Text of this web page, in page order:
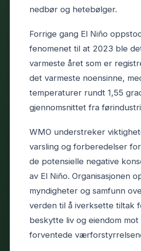
nedbør og hetebølger.
Forrige gang El Niño
fenomenet til at 2023 ble
varmeste året som er
det varmeste noensinne,
temperaturer rundt 1,55
gjennomsnittet fra
WMO understreker
varsling og forberedelser
de potensielle negative
av El Niño. Organisasjonen
myndigheter og samfunn
verden til å iverksette tiltak
beskytte liv og eiendom mot
forventede